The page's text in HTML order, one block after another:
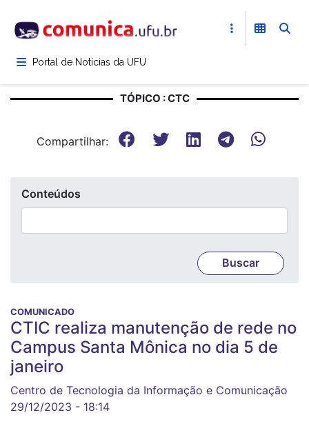
para
conteúdoPortal de Notícias da UFU
TÓPICO : CTC
Compartilhar:
Conteúdos
COMUNICADO
CTIC realiza manutenção de rede no
Campus Santa Mônica no dia 5 de
janeiro
Centro de Tecnologia da Informação e Comunicação
29/12/2023 - 18:14